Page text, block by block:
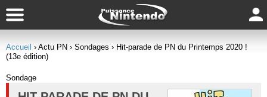
Accueil › Actu PN › Sondages › Hit-parade de PN du Printemps 2020 !
(13e édition)
Sondage